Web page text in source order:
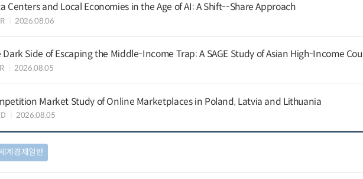
Centers and Local Economies in the Age of AI: A Shift--Share Approach
2026.08.06
Dark Side of Escaping the Middle-Income Trap: A SAGE Study of Asian High-Income
2026.08.05
Market Study of Online Marketplaces in Poland, Latvia and Lithuania
2026.08.05
세계경제일반